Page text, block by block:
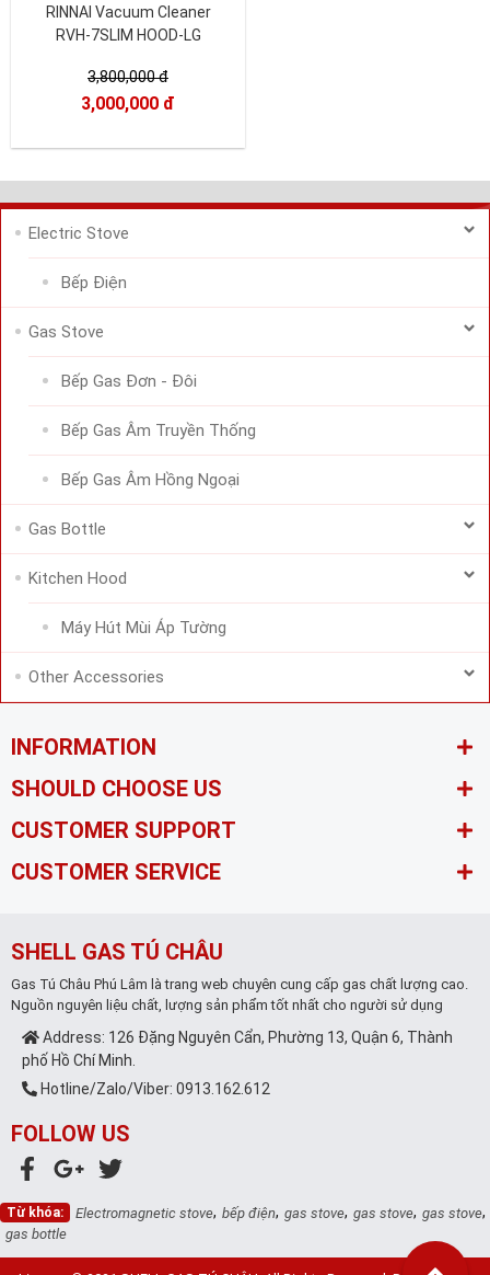
RINNAI Vacuum Cleaner
RVH-7SLIM HOOD-LG
3,800,000 đ
3,000,000 đ
Electric Stove
Bếp Điện
Gas Stove
Bếp Gas Đơn - Đôi
Bếp Gas Âm Truyền Thống
Bếp Gas Âm Hồng Ngoại
Gas Bottle
Kitchen Hood
Máy Hút Mùi Áp Tường
Other Accessories
INFORMATION
SHOULD CHOOSE US
CUSTOMER SUPPORT
CUSTOMER SERVICE
SHELL GAS TÚ CHÂU
Gas Tú Châu Phú Lâm là trang web chuyên cung cấp gas chất lượng cao.
Nguồn nguyên liệu chất, lượng sản phẩm tốt nhất cho người sử dụng
Address: 126 Đặng Nguyên Cẩn, Phường 13, Quận 6, Thành
phố Hồ Chí Minh.
Hotline/Zalo/Viber: 0913.162.612
FOLLOW US
Từ khóa: Electromagnetic stove, bếp điện, gas stove, gas stove, gas stove,
gas bottle